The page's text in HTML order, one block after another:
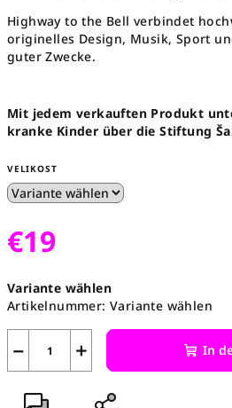
Highway to the Bell verbindet
originelles Design, Musik, Sport
guter Zwecke.
Mit jedem verkauften Produkt
kranke Kinder über die Stiftung
VELIKOST
€19
Variante wählen
Artikelnummer: Variante wählen
+
− In